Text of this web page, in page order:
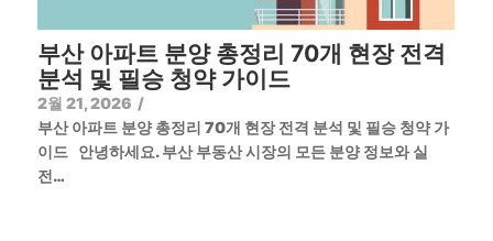
부산 아파트 분양 총정리 70개 현장 전격
분석 및 필승 청약 가이드
2월 21, 2026 /
부산 아파트 분양 총정리 70개 현장 전격 분석 및 필승 청약 가
이드 안녕하세요. 부산 부동산 시장의 모든 분양 정보와 실
전…